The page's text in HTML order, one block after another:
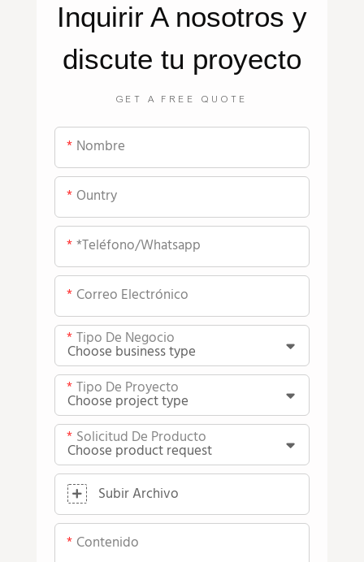
Inquirir A nosotros y
discute tu proyecto
GET A FREE QUOTE
Nombre
Ountry
*teléfono/whatsapp
Correo Electrónico
Tipo De Negocio
Tipo De Proyecto
Solicitud De Producto
Subir Archivo
Contenido